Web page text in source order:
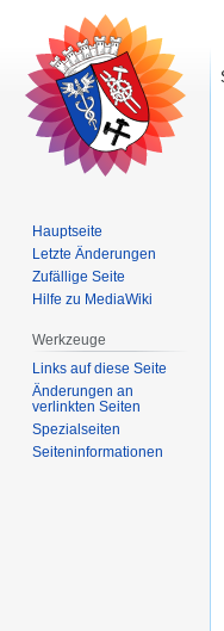
Hauptseite
Letzte Änderungen
Zufällige Seite
Hilfe zu MediaWiki
Werkzeuge
Links auf diese Seite
Änderungen an
verlinkten Seiten
Spezialseiten
Seiten­­informationen